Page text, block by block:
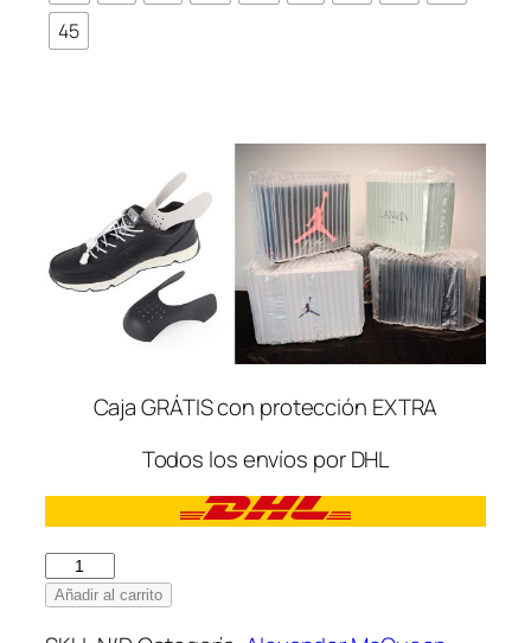
45
Caja GRÁTIS con protección EXTRA
Todos los envíos por DHL
Alexander
McQueen
Añadir al carrito